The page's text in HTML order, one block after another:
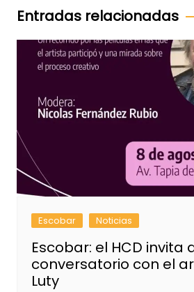
entradas
Entradas relacionadas
Escobar Noticias
Escobar: el HCD invita
conversatorio con el
Luty